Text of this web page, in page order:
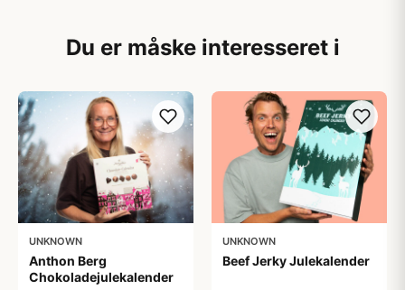
Du er måske interesseret i
UNKNOWN
Anthon Berg
Chokoladejulekalender
UNKNOWN
Beef Jerky Julekalender